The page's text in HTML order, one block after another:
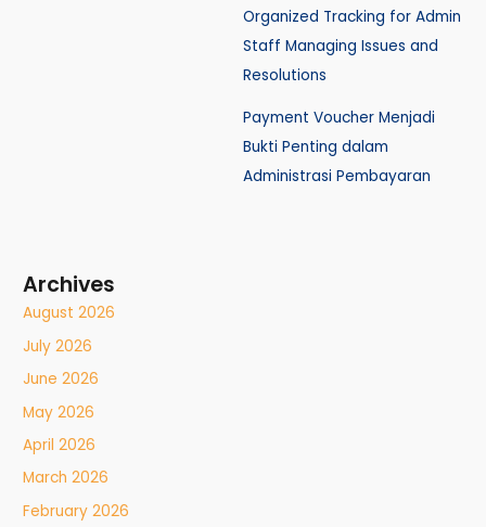
Organized Tracking for Admin
Staff Managing Issues and
Resolutions
Payment Voucher Menjadi
Bukti Penting dalam
Administrasi Pembayaran
Archives
August 2026
July 2026
June 2026
May 2026
April 2026
March 2026
February 2026